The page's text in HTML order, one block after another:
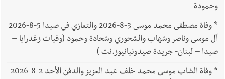
وحمودة
*
وفاة مصطفى محمد موسى 3-8-2026 والتعازي في صيدا 5-8-2026
آل موسى وناصر وشهاب والشحوري وشحادة وحمود (وفيات زغدرايا –
صيدا – لبنان- جريدة صيدونيانيوز.نت )
*
وفاة الشاب موسى محمد خلف عبد العزيز والدفن الأحد 2-8-2026